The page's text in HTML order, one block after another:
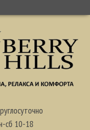
сб 10-18